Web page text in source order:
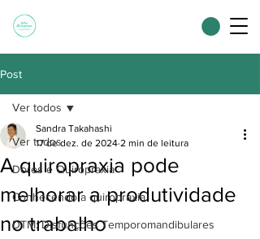
Post
Ver todos
Dores e Quiropraxia
Conhecendo a quiropraxia
DTM: Disfunções Temporomandibulares
Ver todos
A quiropraxia pode
melhorar a produtividade
no trabalho
Sandra Takahashi
17 de dez. de 2024 2 min de leitura